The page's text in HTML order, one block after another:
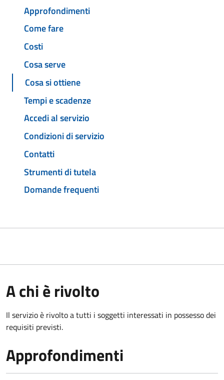
Approfondimenti
Come fare
Costi
Cosa serve
Cosa si ottiene
Tempi e scadenze
Accedi al servizio
Condizioni di servizio
Contatti
Strumenti di tutela
Domande frequenti
A chi è rivolto
Il servizio è rivolto a tutti i soggetti interessati in possesso dei
requisiti previsti.
Approfondimenti